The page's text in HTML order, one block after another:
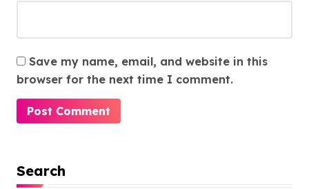
Save my name, email, and website in this
browser for the next time I comment.
Search